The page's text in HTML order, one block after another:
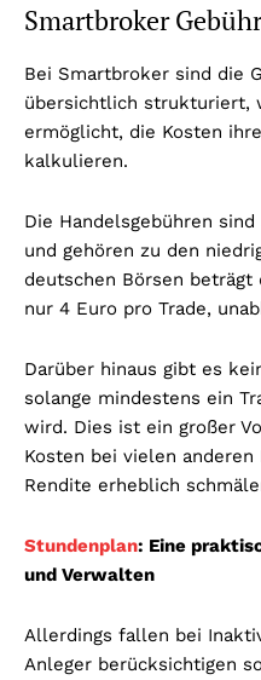
Smartbroker
Bei Smartbroker sind die
übersichtlich strukturiert,
ermöglicht, die Kosten
kalkulieren.
Die Handelsgebühren
und gehören zu den
deutschen Börsen
nur 4 Euro pro Trade,
Darüber hinaus gibt es
solange mindestens ein
wird. Dies ist ein großer
Kosten bei vielen
Rendite erheblich
Stundenplan: Eine
und Verwalten
Allerdings fallen bei
Anleger berücksichtigen